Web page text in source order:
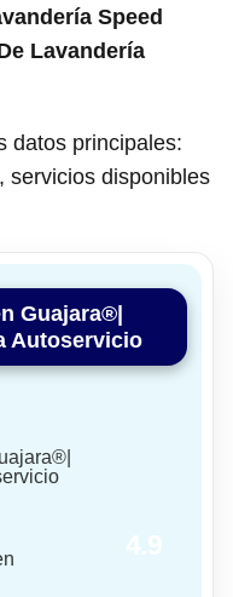
Speed
Lavandería
datos principales:
servicios disponibles
Guajara®|
Autoservicio